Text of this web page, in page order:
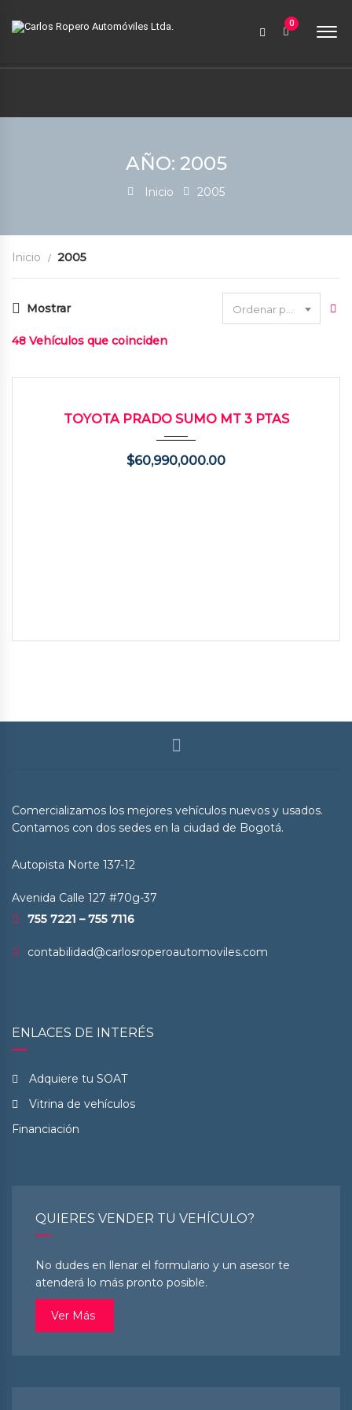
contabilidad@carlosroperoautomoviles.com
0
AÑO: 2005
Inicio 2005
Inicio 2005
Mostrar
48 Vehículos que coinciden
TOYOTA PRADO SUMO MT 3 PTAS
$60,990,000.00
Comercializamos los mejores vehículos nuevos y usados.
Contamos con dos sedes en la ciudad de Bogotá.
Autopista Norte 137-12
Avenida Calle 127 #70g-37
755 7221 – 755 7116
contabilidad@carlosroperoautomoviles.com
ENLACES DE INTERÉS
Adquiere tu SOAT
Vitrina de vehículos
Financiación
QUIERES VENDER TU VEHÍCULO?
No dudes en llenar el formulario y un asesor te
atenderá lo más pronto posible.
Ver Más